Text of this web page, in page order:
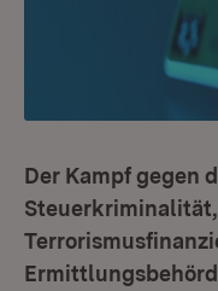
Der Kampf gegen